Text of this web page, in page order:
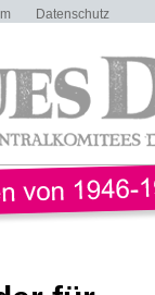
Datenschutz